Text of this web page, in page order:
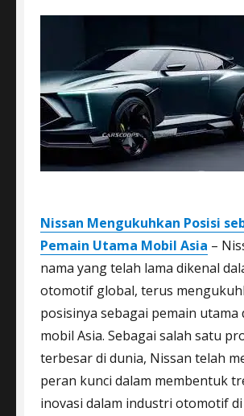
Nissan Mengukuhkan Posisi
Pemain Utama Mobil Asia –
nama yang telah lama dikenal
otomotif global, terus
posisinya sebagai pemain utama
mobil Asia. Sebagai salah satu
terbesar di dunia, Nissan telah
peran kunci dalam membentuk
inovasi dalam industri otomotif